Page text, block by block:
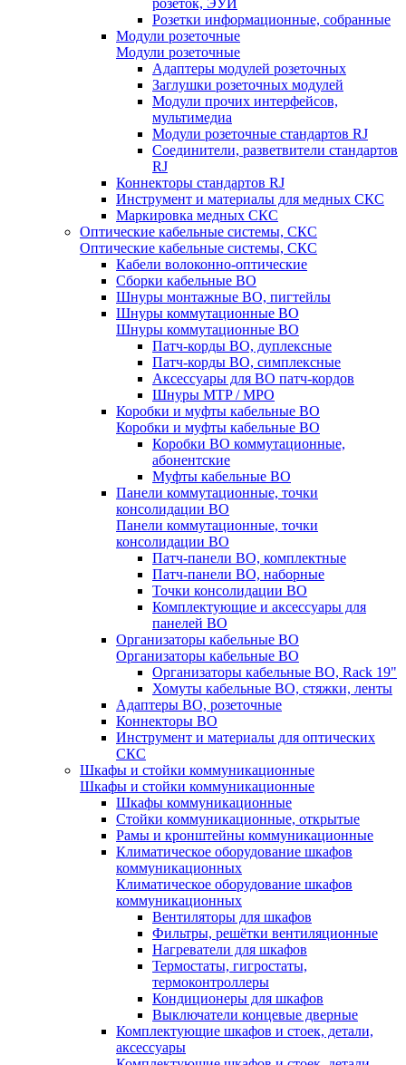
розеток, ЭУИ
Розетки информационные, собранные
Модули розеточные
Модули розеточные
Адаптеры модулей розеточных
Заглушки розеточных модулей
Модули прочих интерфейсов,
мультимедиа
Модули розеточные стандартов RJ
Соединители, разветвители стандартов
RJ
Коннекторы стандартов RJ
Инструмент и материалы для медных СКС
Маркировка медных СКС
Оптические кабельные системы, СКС
Оптические кабельные системы, СКС
Кабели волоконно-оптические
Сборки кабельные ВО
Шнуры монтажные ВО, пигтейлы
Шнуры коммутационные ВО
Шнуры коммутационные ВО
Патч-корды ВО, дуплексные
Патч-корды ВО, симплексные
Аксессуары для ВО патч-кордов
Шнуры MTP / MPO
Коробки и муфты кабельные ВО
Коробки и муфты кабельные ВО
Коробки ВО коммутационные,
абонентские
Муфты кабельные ВО
Панели коммутационные, точки
консолидации ВО
Панели коммутационные, точки
консолидации ВО
Патч-панели ВО, комплектные
Патч-панели ВО, наборные
Точки консолидации ВО
Комплектующие и аксессуары для
панелей ВО
Организаторы кабельные ВО
Организаторы кабельные ВО
Организаторы кабельные ВО, Rack 19"
Хомуты кабельные ВО, стяжки, ленты
Адаптеры ВО, розеточные
Коннекторы ВО
Инструмент и материалы для оптических
СКС
Шкафы и стойки коммуникационные
Шкафы и стойки коммуникационные
Шкафы коммуникационные
Стойки коммуникационные, открытые
Рамы и кронштейны коммуникационные
Климатическое оборудование шкафов
коммуникационных
Климатическое оборудование шкафов
коммуникационных
Вентиляторы для шкафов
Фильтры, решётки вентиляционные
Нагреватели для шкафов
Термостаты, гигростаты,
термоконтроллеры
Кондиционеры для шкафов
Выключатели концевые дверные
Комплектующие шкафов и стоек, детали,
аксессуары